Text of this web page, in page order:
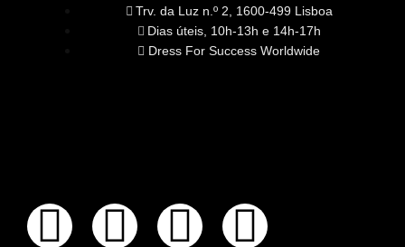
Trv. da Luz n.º 2, 1600-499 Lisboa
Dias úteis, 10h-13h e 14h-17h
Dress For Success Worldwide